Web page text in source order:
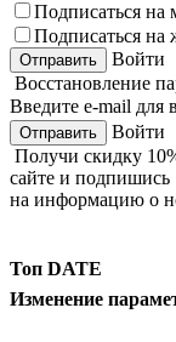
Подписаться на
Подписаться на
Войти
Восстановление
Введите e-mail для
Войти
Получи скидку
сайте и подпишись
на информацию о
Топ DATE
Изменение